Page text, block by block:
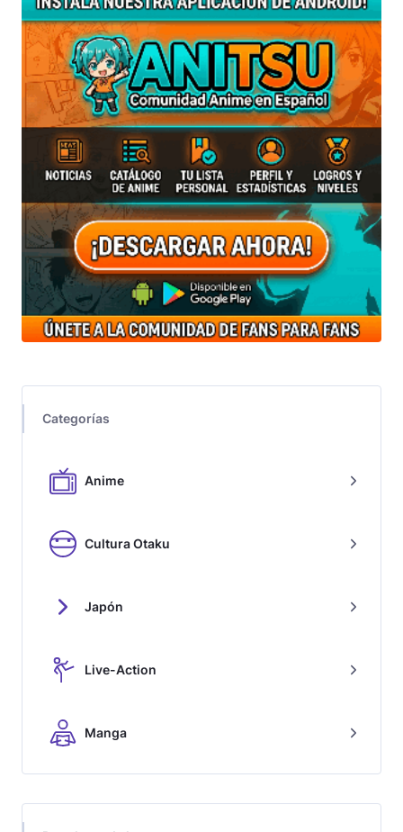
Categorías
Anime
Cultura Otaku
Japón
Live-Action
Manga